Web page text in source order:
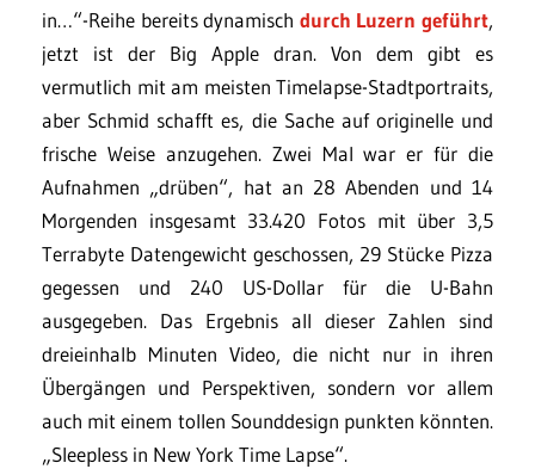
in…“-Reihe bereits dynamisch durch Luzern geführt,
jetzt ist der Big Apple dran. Von dem gibt es
vermutlich mit am meisten Timelapse-Stadtportraits,
aber Schmid schafft es, die Sache auf originelle und
frische Weise anzugehen. Zwei Mal war er für die
Aufnahmen „drüben“, hat an 28 Abenden und 14
Morgenden insgesamt 33.420 Fotos mit über 3,5
Terrabyte Datengewicht geschossen, 29 Stücke Pizza
gegessen und 240 US-Dollar für die U-Bahn
ausgegeben. Das Ergebnis all dieser Zahlen sind
dreieinhalb Minuten Video, die nicht nur in ihren
Übergängen und Perspektiven, sondern vor allem
auch mit einem tollen Sounddesign punkten könnten.
„Sleepless in New York Time Lapse“.